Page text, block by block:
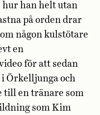
hur han helt utan
på orden drar
någon kulstötare
en
för att sedan
Örkelljunga och
till en tränare som
som Kim